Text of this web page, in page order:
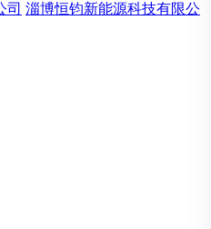
司 淄博恒钧新能源科技有限公